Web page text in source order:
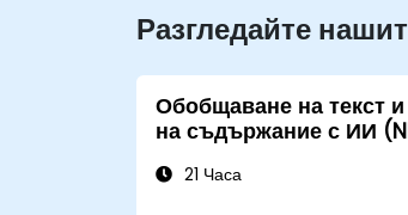
Разгледайте
Обобщаване на текст
на съдържание с ИИ
21 Часа